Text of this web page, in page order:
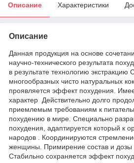
Описание Характеристики
Описание
Данная продукция на основе
научно-технического результата
в результате технологию экстракцию
многообразных чисто натуральных
проявляется эффект похудения.
характер Действительно долго
приемлемым требованиям к
похудению в мире. Специально
похудения, адаптируется который к
народов . Координируются
женщины. Примирение состав и дозы
Стабильно сохраняется эффект